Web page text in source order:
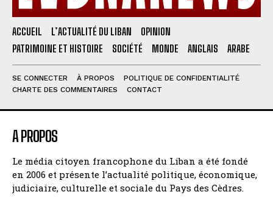
ACCUEIL L’ACTUALITÉ DU LIBAN
OPINION
PATRIMOINE ET HISTOIRE
SOCIÉTÉ MONDE ANGLAIS ARABE
SE CONNECTER À PROPOS
POLITIQUE DE CONFIDENTIALITÉ
CHARTE DES COMMENTAIRES
CONTACT
A PROPOS
Le média citoyen francophone du Liban a été fondé
en 2006 et présente l’actualité politique, économique,
judiciaire, culturelle et sociale du Pays des Cèdres.